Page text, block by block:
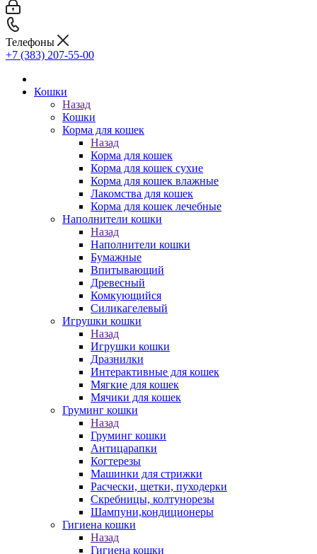
Телефоны
+7 (383) 207-55-00
Кошки
Назад
Кошки
Корма для кошек
Назад
Корма для кошек
Корма для кошек сухие
Корма для кошек влажные
Лакомства для кошек
Корма для кошек лечебные
Наполнители кошки
Назад
Наполнители кошки
Бумажные
Впитывающий
Древесный
Комкующийся
Силикагелевый
Игрушки кошки
Назад
Игрушки кошки
Дразнилки
Интерактивные для кошек
Мягкие для кошек
Мячики для кошек
Груминг кошки
Назад
Груминг кошки
Антицарапки
Когтерезы
Машинки для стрижки
Расчески, щетки, пуходерки
Скребницы, колтунорезы
Шампуни,кондиционеры
Гигиена кошки
Назад
Гигиена кошки